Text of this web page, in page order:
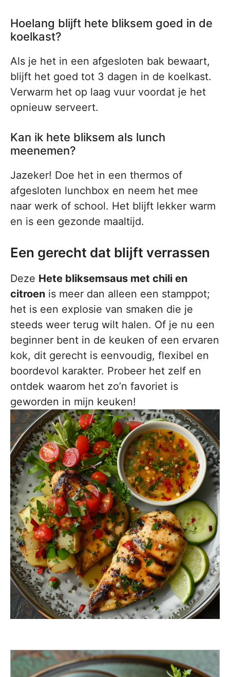
Hoelang blijft hete bliksem goed in de
koelkast?
Als je het in een afgesloten bak bewaart,
blijft het goed tot 3 dagen in de koelkast.
Verwarm het op laag vuur voordat je het
opnieuw serveert.
Kan ik hete bliksem als lunch
meenemen?
Jazeker! Doe het in een thermos of
afgesloten lunchbox en neem het mee
naar werk of school. Het blijft lekker warm
en is een gezonde maaltijd.
Een gerecht dat blijft verrassen
Deze Hete bliksemsaus met chili en
citroen is meer dan alleen een stamppot;
het is een explosie van smaken die je
steeds weer terug wilt halen. Of je nu een
beginner bent in de keuken of een ervaren
kok, dit gerecht is eenvoudig, flexibel en
boordevol karakter. Probeer het zelf en
ontdek waarom het zo’n favoriet is
geworden in mijn keuken!